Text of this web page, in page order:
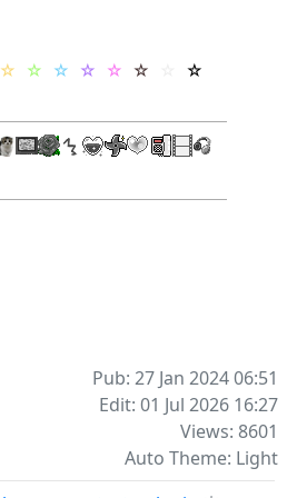
☆ ☆ ☆ ☆ ☆ ☆ ☆
Pub: 27 Jan 2024 06:51
Edit: 01 Jul 2026 16:27
Views: 8601
Auto Theme: Light